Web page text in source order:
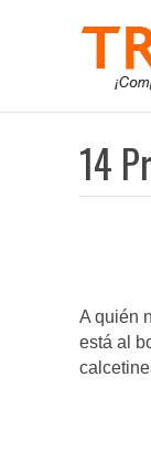
14
A quién
está al